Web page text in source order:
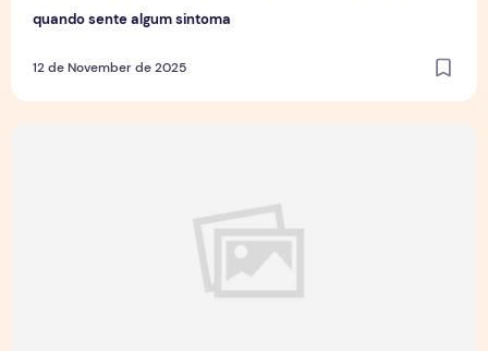
quando sente algum sintoma
12 de November de 2025